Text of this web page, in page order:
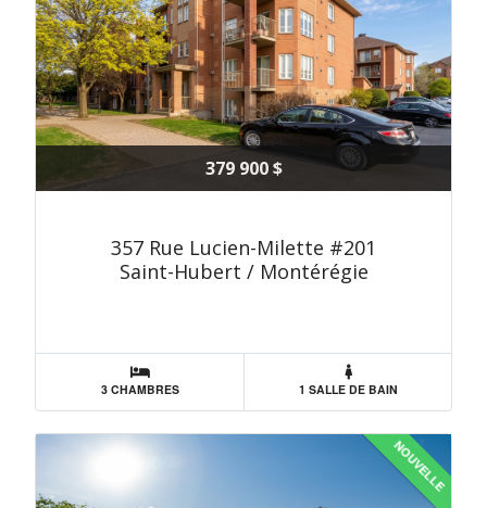
379 900 $
357 Rue Lucien-Milette #201
Saint-Hubert / Montérégie
3 CHAMBRES 1 SALLE DE BAIN
NOUVELLE